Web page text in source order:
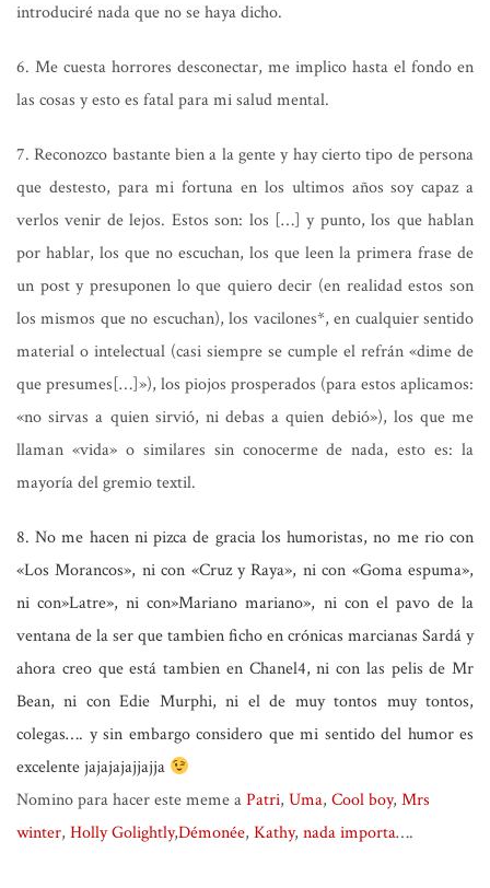
introduciré nada que no se haya dicho.
6. Me cuesta horrores desconectar, me implico hasta el fondo en
las cosas y esto es fatal para mi salud mental.
7. Reconozco bastante bien a la gente y hay cierto tipo de persona
que destesto, para mi fortuna en los ultimos años soy capaz a
verlos venir de lejos. Estos son: los […] y punto, los que hablan
por hablar, los que no escuchan, los que leen la primera frase de
un post y presuponen lo que quiero decir (en realidad estos son
los mismos que no escuchan), los vacilones*, en cualquier sentido
material o intelectual (casi siempre se cumple el refrán «dime de
que presumes[…]»), los piojos prosperados (para estos aplicamos:
«no sirvas a quien sirvió, ni debas a quien debió»), los que me
llaman «vida» o similares sin conocerme de nada, esto es: la
mayoría del gremio textil.
8. No me hacen ni pizca de gracia los humoristas, no me rio con
«Los Morancos», ni con «Cruz y Raya», ni con «Goma espuma»,
ni con»Latre», ni con»Mariano mariano», ni con el pavo de la
ventana de la ser que tambien ficho en crónicas marcianas Sardá y
ahora creo que está tambien en Chanel4, ni con las pelis de Mr
Bean, ni con Edie Murphi, ni el de muy tontos muy tontos,
colegas…. y sin embargo considero que mi sentido del humor es
excelente jajajajajjajja
Nomino para hacer este meme aPatri, Uma, Cool boy, Mrs
winter, Holly Golightly,Démonée, Kathy, nada importa….